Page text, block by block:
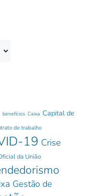
benefícios Caixa Capital de
de trabalho
19 Crise
da União
Gestão de